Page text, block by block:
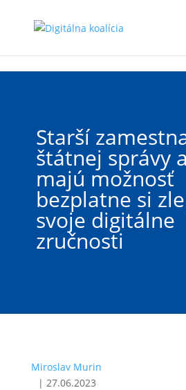
Starší
štátnej správy
majú možnosť
bezplatne si
svoje digitálne
zručnosti
Miroslav Murin
| 27.06.2023